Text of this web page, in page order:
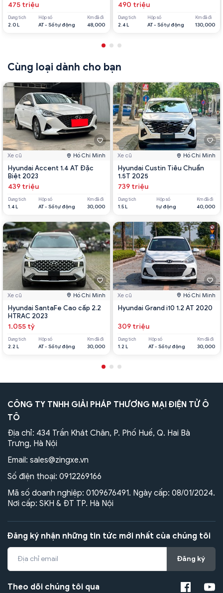
475 triệu
Dung tích
2.0 L
Hộp số
AT - Số tự động
Km đã đi
48,000
490 triệu
Dung tích
2.4 L
Hộp số
AT - Số tự động
Km đã đi
130,000
Cùng loại dành cho bạn
Xe cũ Hồ Chí Minh
Hyundai Accent 1.4 AT Đặc
Biệt 2023
439 triệu
Dung tích
1.4 L
Hộp số
AT - Số tự động
Km đã đi
30,000
Xe cũ Hồ Chí Minh
Hyundai SantaFe Cao cấp 2.2
HTRAC 2023
1.055 tỷ
Dung tích
2.2 L
Hộp số
AT - Số tự động
Km đã đi
30,000
Xe cũ Hồ Chí Minh
Hyundai Custin Tiêu Chuẩn
1.5T 2025
739 triệu
Dung tích
1.5 L
Hộp số
tự động
Km đã đi
40,000
Xe cũ Hồ Chí Minh
Hyundai Grand i10 1.2 AT 2020
309 triệu
Dung tích
1.2 L
Hộp số
AT - Số tự động
Km đã đi
30,000
CÔNG TY TNHH GIẢI PHÁP THƯƠNG MẠI ĐIỆN TỬ Ô
TÔ
Địa chỉ: 434 Trần Khát Chân, P. Phố Huế, Q. Hai Bà
Trưng, Hà Nội
Email: sales@zingxe.vn
Số điện thoại: 0912269166
Mã số doanh nghiệp: 0109676491. Ngày cấp: 08/01/2024.
Nơi cấp: SKH & ĐT TP. Hà Nội
Đăng ký nhận những tin tức mới nhất của chúng tôi
Đăng ký
Theo dõi chúng tôi qua